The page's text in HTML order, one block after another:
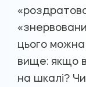
цього
вище: якщо
на шкалі?